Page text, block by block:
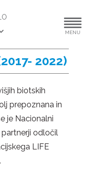
MENU
2022)
biotskih
prepoznana in
je Nacionalni
odločil
LIFE